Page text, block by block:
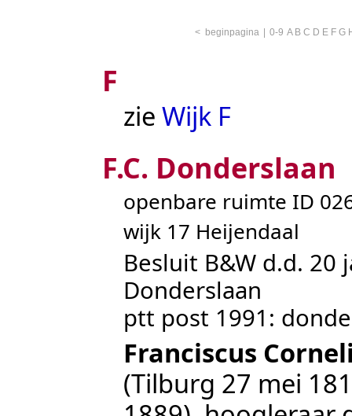
< beginpagina| 0-9 A B C D E F G
F
zie Wijk F
F.C. Donderslaan
openbare ruimte ID
wijk 17 Heijendaal
Besluit B&W d.d. 20
Donderslaan
ptt post 1991:
Franciscus
(Tilburg 27 mei